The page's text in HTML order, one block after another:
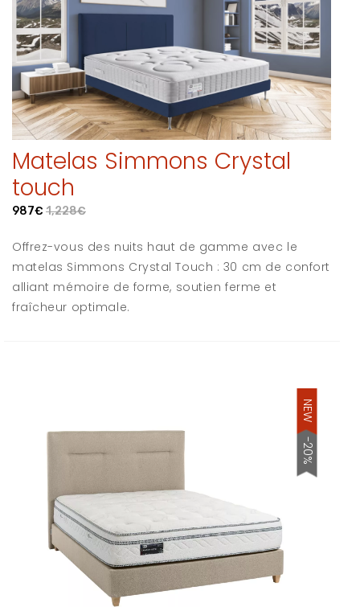
Matelas Simmons Crystal
touch
987€ 1,228€
Offrez-vous des nuits haut de gamme avec le
matelas Simmons Crystal Touch : 30 cm de confort
alliant mémoire de forme, soutien ferme et
fraîcheur optimale.
NEW
-20%